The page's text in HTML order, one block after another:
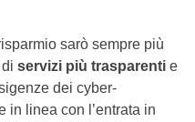
sarò sempre più
servizi più trasparenti e
dei cyber-
in linea con l’entrata in